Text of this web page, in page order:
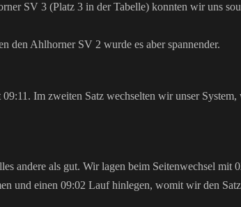
SV 3 (Platz 3 in der Tabelle) konnten wir uns
den Ahlhorner SV 2 wurde es aber spannender.
Im zweiten Satz wechselten wir unser
andere als gut. Wir lagen beim Seitenwechsel mit
und einen 09:02 Lauf hinlegen, womit wir den